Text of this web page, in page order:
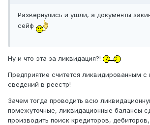
Развернулись и ушли, а документы
сейф
Ну и что эта за ликвидация?!
Предприятие считется ликвидированным с
сведений в реестр!
Зачем тогда проводить всю
помежуточные, ликвидационные балансы
производить поиск кредиторов,